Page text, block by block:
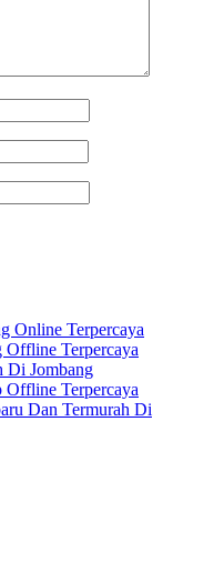
Online Terpercaya
Terpercaya
Di Jombang
Terpercaya
Dan Termurah Di